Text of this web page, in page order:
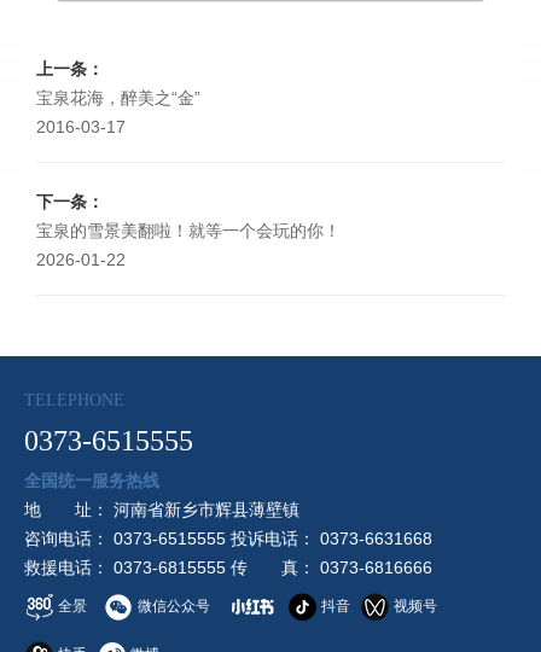
上一条：
宝泉花海，醉美之“金”
2016-03-17
下一条：
宝泉的雪景美翻啦！就等一个会玩的你！
2026-01-22
TELEPHONE
0373-6515555
全国统一服务热线
地 址： 河南省新乡市辉县薄壁镇
咨询电话： 0373-6515555 投诉电话： 0373-6631668
救援电话： 0373-6815555 传 真： 0373-6816666
全景 微信公众号 抖音 视频号